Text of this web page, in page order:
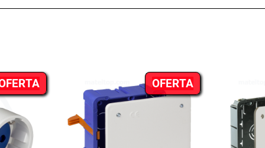
PRODUCTO
EN
OFERTA
OFERTAPRODUCTO
EN